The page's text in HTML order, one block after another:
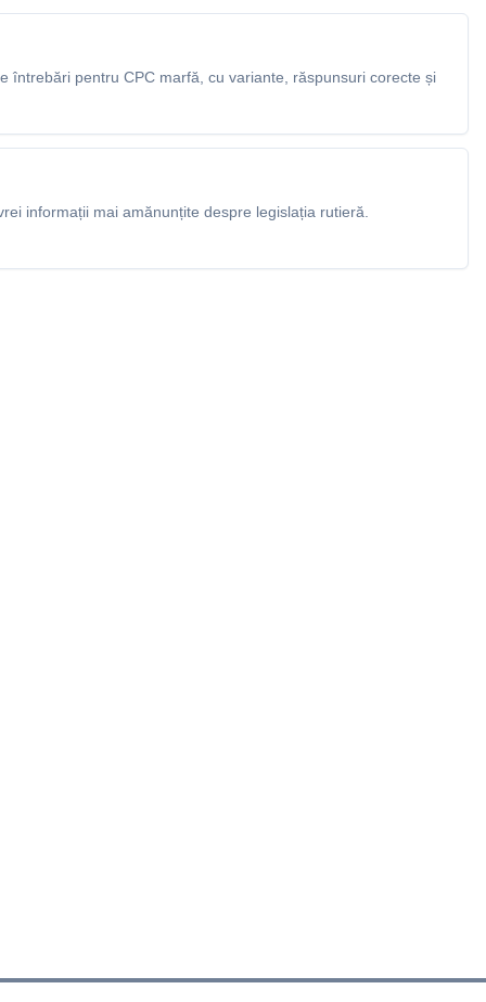
întrebări pentru CPC marfă, cu variante, răspunsuri corecte și
informații mai amănunțite despre legislația rutieră.